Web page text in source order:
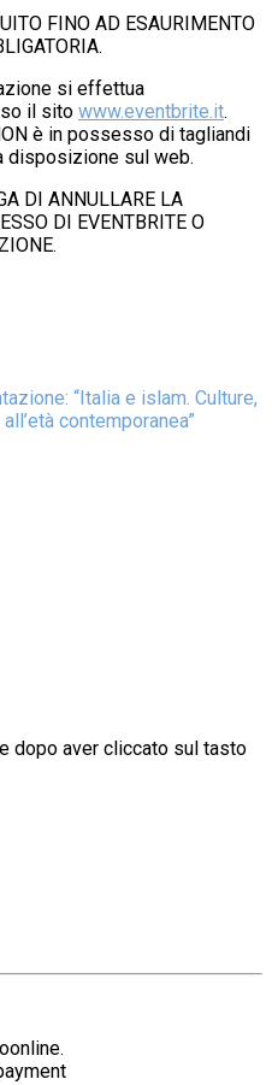
FINO AD ESAURIMENTO
si effettua
il sito www.eventbrite.it.
è in possesso di tagliandi
disposizione sul web.
DI ANNULLARE LA
DI EVENTBRITE O
“Italia e islam. Culture,
contemporanea”
dopo aver cliccato sul tasto